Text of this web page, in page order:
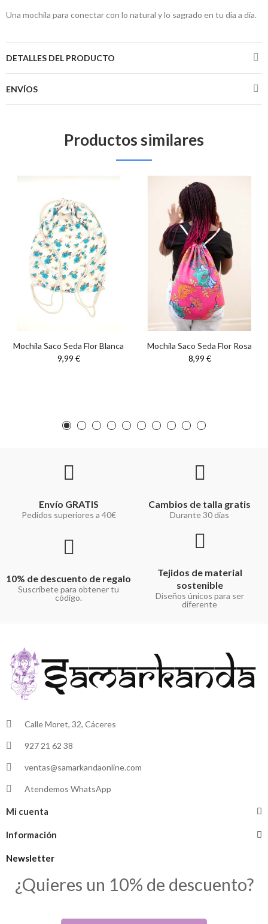
Una mochila para conectar con lo natural y lo sagrado en tu día a día.
DETALLES DEL PRODUCTO
ENVÍOS
Productos similares
Mochila Saco Seda Flor Blanca
9,99 €
Mochila Saco Seda Flor Rosa
8,99 €
Envío GRATIS
Pedidos superiores a 40€
Cambios de talla gratis
Durante 30 días
10% de descuento de regalo
Suscríbete para obtener tu
código.
Tejidos de material
sostenible
Diseños únicos para ser
diferente
Calle Moret, 32, Cáceres
927 21 62 38
ventas@samarkandaonline.com
Atendemos WhatsApp
Mi cuenta
Información
Newsletter
¿Quieres un 10% de descuento?